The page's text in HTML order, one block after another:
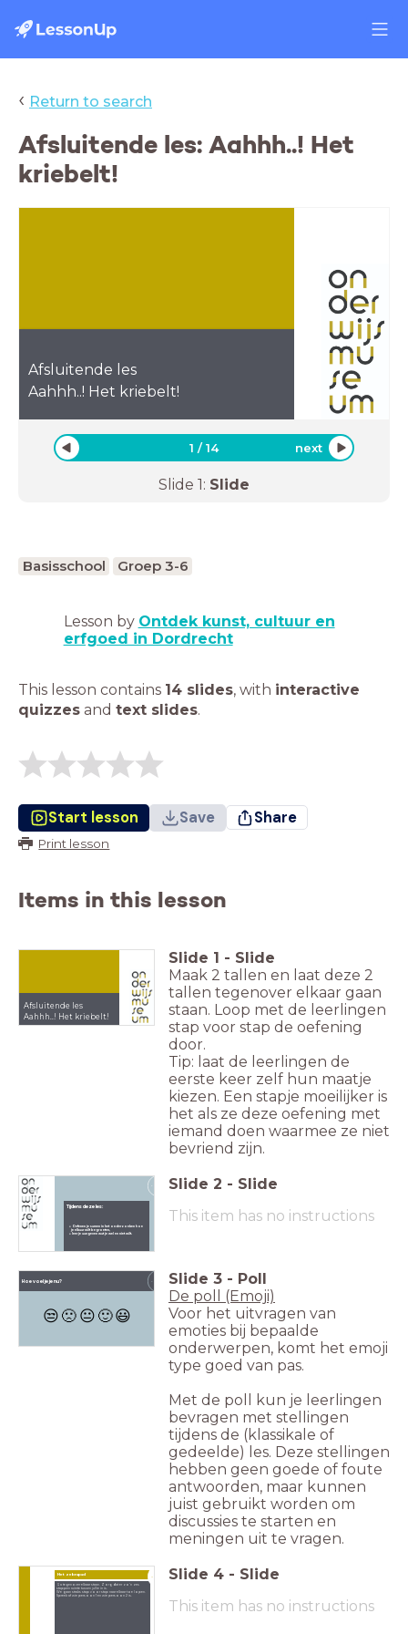
‹ Return to search
Afsluitende les: Aahhh..! Het
kriebelt!
Afsluitende les
Aahhh..! Het kriebelt!
1 /14 next
Slide 1: Slide
Basisschool Groep 3-6
Lesson by Ontdek kunst, cultuur en
erfgoed in Dordrecht
This lesson contains 14 slides, with interactive
quizzes and text slides.
Start lesson Save Share
Print lesson
Items in this lesson
Afsluitende les
Aahhh..! Het kriebelt!
Slide 1 - Slide
Maak 2 tallen en laat deze 2
tallen tegenover elkaar gaan
staan. Loop met de leerlingen
stap voor stap de oefening
door.
Tip: laat de leerlingen de
eerste keer zelf hun maatje
kiezen. Een stapje moeilijker is
het als ze deze oefening met
iemand doen waarmee ze niet
bevriend zijn.
2
Tijdens deze les:
Oefenen je samen in het onderzoeken hoe
je elkaar wilt begroeten,
leer je aangeven wat je wel en niet wilt.
Slide 2 - Slide
This item has no instructions
Hoe voel je je nu?
😒 🙁 😐 🙂😃
Slide 3 - Poll
De poll (Emoji)
Voor het uitvragen van
emoties bij bepaalde
onderwerpen, komt het emoji
type goed van pas.
Met de poll kun je leerlingen
bevragen met stellingen
tijdens de (klassikale of
gedeelde) les. Deze stellingen
hebben geen goede of foute
antwoorden, maar kunnen
juist gebruikt worden om
discussies te starten en
meningen uit te vragen.
Het zebrapad
Ga tegenover elkaar staan. Zorg dat er zo'n zes
stappen ruimte tussen jullie in is.
We gaan straks stap voor stap naar elkaar toe lopen.
Spreek af wie persoon 1 en wie persoon 2 is.
Slide 4 - Slide
This item has no instructions